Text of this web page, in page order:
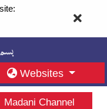
Websites
Madani Channel